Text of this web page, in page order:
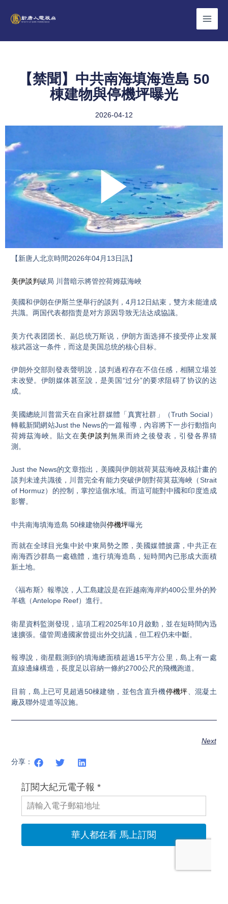
【禁聞】中共南海填海造島 50
棟建物與停機坪曝光
2026-04-12
【新唐人北京時間2026年04月13日訊】
美伊談判破局 川普暗示將管控荷姆茲海峽
美國和伊朗在伊斯兰堡舉行的談判，4月12日結束，雙方未能達成
共識。两国代表都指责是对方原因导致无法达成協議。
美方代表团团长、副总统万斯说，伊朗方面选择不接受停止发展
核武器这一条件，而这是美国总统的核心目标。
伊朗外交部則發表聲明說，談判過程存在不信任感，相關立場並
未改變。伊朗媒体甚至說，是美国“过分”的要求阻碍了协议的达
成。
美國總統川普當天在自家社群媒體「真實社群」（Truth Social）
轉載新聞網站Just the News的一篇報導，內容將下一步行動指向
荷姆茲海峽。貼文在美伊談判無果而終之後發表，引發各界猜
測。
Just the News的文章指出，美國與伊朗就荷莫茲海峽及核計畫的
談判未達共識後，川普完全有能力突破伊朗對荷莫茲海峽（Strait
of Hormuz）的控制，掌控這個水域。而這可能對中國和印度造成
影響。
中共南海填海造島 50棟建物與停機坪曝光
而就在全球目光集中於中東局勢之際，美國媒體披露，中共正在
南海西沙群島一處礁體，進行填海造島，短時間內已形成大面積
新土地。
《福布斯》報導說，人工島建設是在距越南海岸約400公里外的羚
羊礁（Antelope Reef）進行。
衛星資料監測發現，這項工程2025年10月啟動，並在短時間內迅
速擴張。儘管周邊國家曾提出外交抗議，但工程仍未中斷。
報導說，衛星觀測到的填海總面積超過15平方公里，島上有一處
直線邊緣構造，長度足以容納一條約2700公尺的飛機跑道。
目前，島上已可見超過50棟建物，並包含直升機停機坪 、混凝土
廠及聯外堤道等設施。
Next
分享：